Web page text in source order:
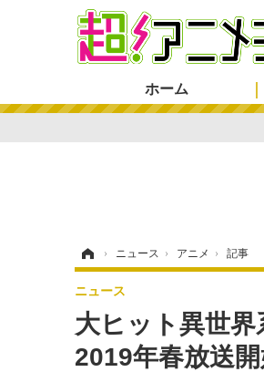
ホーム
› ニュース › アニメ › 記事
大ヒット異世
2019年春放送
ニュース